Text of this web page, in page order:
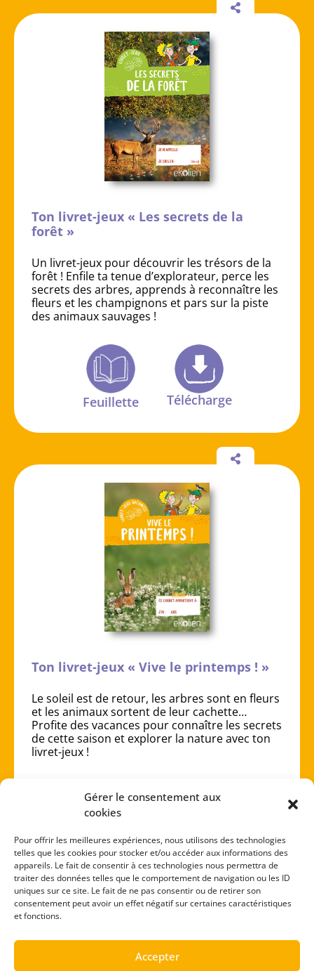
Gérer le consentement aux
cookies
Pour offrir les meilleures expériences, nous utilisons des technologies
telles que les cookies pour stocker et/ou accéder aux informations des
appareils. Le fait de consentir à ces technologies nous permettra de
traiter des données telles que le comportement de navigation ou les ID
uniques sur ce site. Le fait de ne pas consentir ou de retirer son
consentement peut avoir un effet négatif sur certaines caractéristiques
et fonctions.
Accepter
Ton livret-jeux « Les secrets de la
forêt »
Un livret-jeux pour découvrir les trésors de la
forêt ! Enfile ta tenue d’explorateur, perce les
secrets des arbres, apprends à reconnaître les
fleurs et les champignons et pars sur la piste
des animaux sauvages !
Feuillette Télécharge
Ton livret-jeux « Vive le printemps ! »
Le soleil est de retour, les arbres sont en fleurs
et les animaux sortent de leur cachette…
Profite des vacances pour connaître les secrets
de cette saison et explorer la nature avec ton
livret-jeux !
Feuillette Télécharge
1 2 3